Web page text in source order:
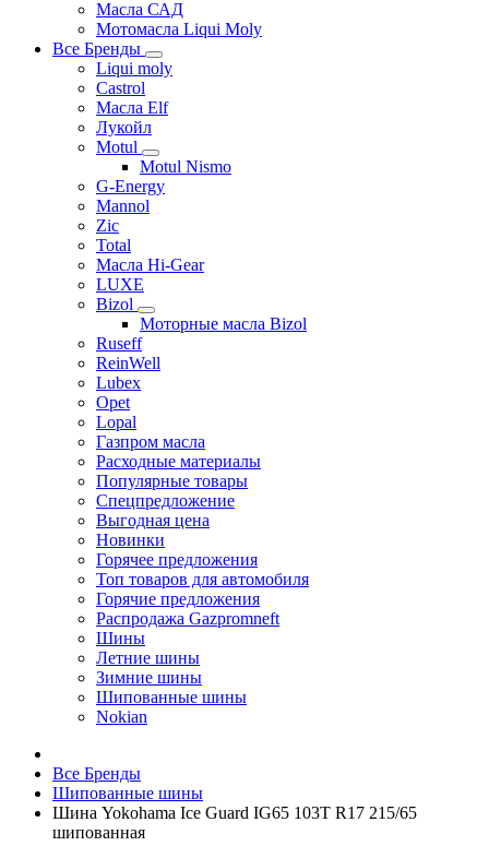
Масла САД
Мотомасла Liqui Moly
Все Бренды
Liqui moly
Castrol
Масла Elf
Лукойл
Motul
Motul Nismo
G-Energy
Mannol
Zic
Total
Масла Hi-Gear
LUXE
Bizol
Моторные масла Bizol
Ruseff
ReinWell
Lubex
Opet
Lopal
Газпром масла
Расходные материалы
Популярные товары
Спецпредложение
Выгодная цена
Новинки
Горячее предложения
Топ товаров для автомобиля
Горячие предложения
Распродажа Gazpromneft
Шины
Летние шины
Зимние шины
Шипованные шины
Nokian
Все Бренды
Шипованные шины
Шина Yokohama Ice Guard IG65 103T R17 215/65
шипованная